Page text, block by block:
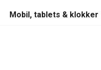
Mobil, tablets & klokker